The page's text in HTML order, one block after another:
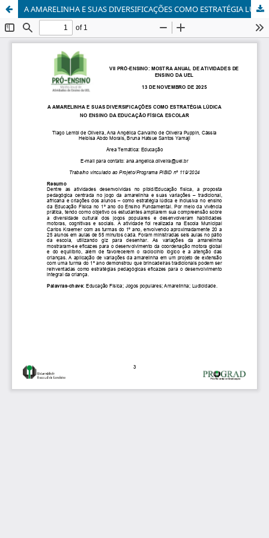
A AMARELINHA E SUAS DIVERSIFICAÇÕES COMO ESTRATÉGIA LÚDICA NO ENSINO DA EDUCAÇÃO FÍSICA ESCOLAR